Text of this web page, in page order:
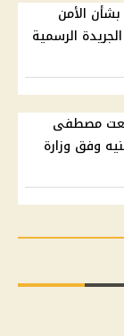
الأمن
الرسمية
مصطفى
رواتب تصل إلى 9500 جنيه وفق وزارة